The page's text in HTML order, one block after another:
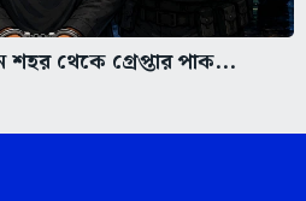
শহর থেকে গ্রেপ্তার পাক...